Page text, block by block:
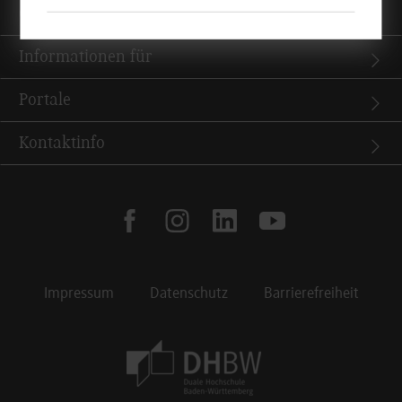
Quicklinks
Informationen für
Portale
Kontaktinfo
facebookinstagramlinkedinyoutube
Impressum Datenschutz Barrierefreiheit